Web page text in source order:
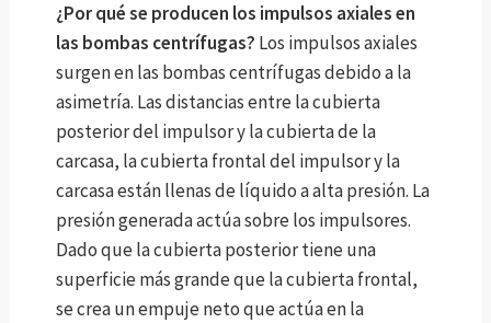
¿Por qué se producen los impulsos axiales en
las bombas centrífugas? Los impulsos axiales
surgen en las bombas centrífugas debido a la
asimetría. Las distancias entre la cubierta
posterior del impulsor y la cubierta de la
carcasa, la cubierta frontal del impulsor y la
carcasa están llenas de líquido a alta presión. La
presión generada actúa sobre los impulsores.
Dado que la cubierta posterior tiene una
superficie más grande que la cubierta frontal,
se crea un empuje neto que actúa en la